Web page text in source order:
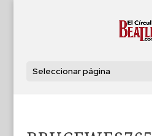
Seleccionar página